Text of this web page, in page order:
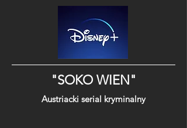
"SOKO WIEN"
Austriacki serial kryminalny